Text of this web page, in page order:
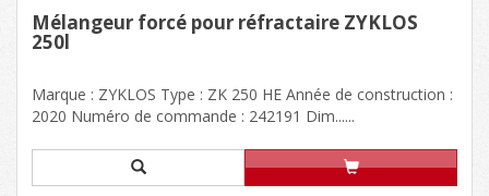
Mélangeur forcé pour réfractaire ZYKLOS
250l
Marque : ZYKLOS Type : ZK 250 HE Année de construction :
2020 Numéro de commande : 242191 Dim......